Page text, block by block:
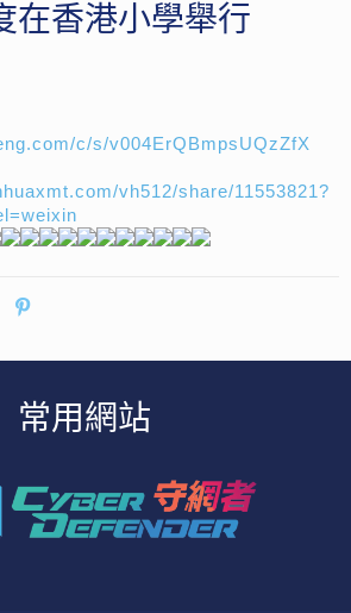
在香港小學舉行
c/s/v004ErQBmpsUQzZfX
vh512/share/11553821?
常用網站